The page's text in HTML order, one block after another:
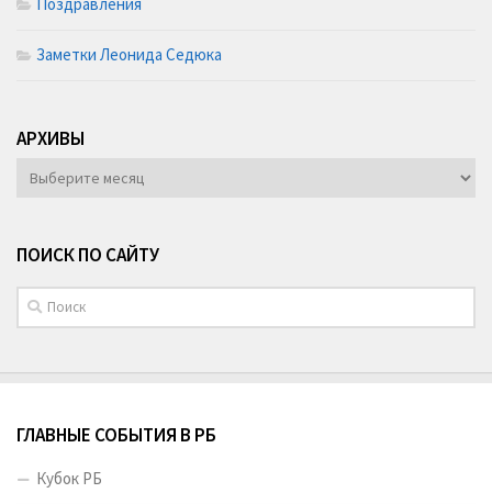
Заметки Леонида Седюка
АРХИВЫ
АРХИВЫ
ПОИСК ПО САЙТУ
ГЛАВНЫЕ СОБЫТИЯ В РБ
Кубок РБ